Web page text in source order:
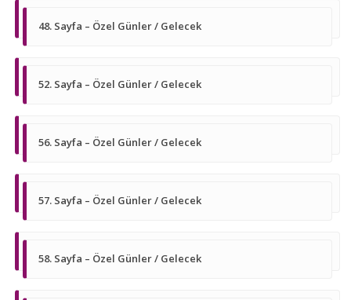
48. Sayfa – Özel Günler / Gelecek
52. Sayfa – Özel Günler / Gelecek
56. Sayfa – Özel Günler / Gelecek
57. Sayfa – Özel Günler / Gelecek
58. Sayfa – Özel Günler / Gelecek